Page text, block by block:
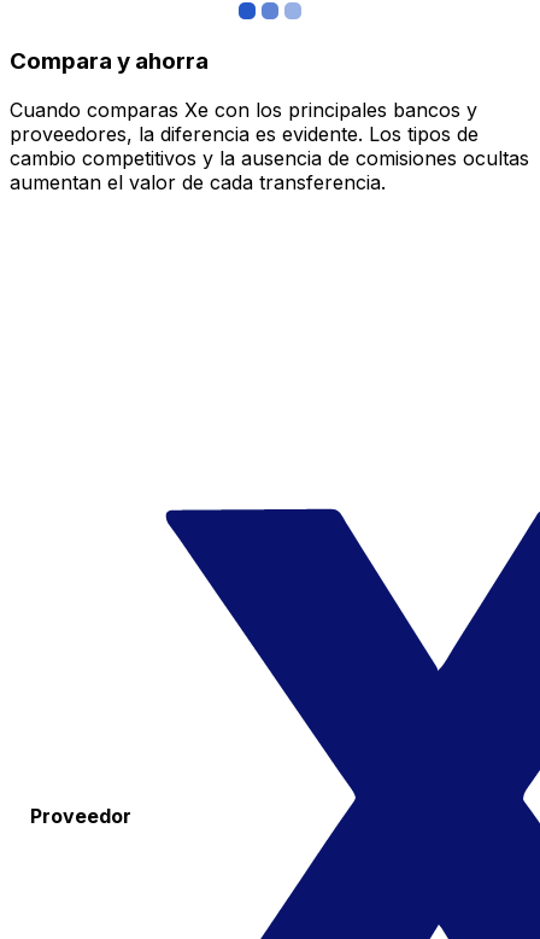
Compara y ahorra
Cuando comparas Xe con los principales bancos y
proveedores, la diferencia es evidente. Los tipos de
cambio competitivos y la ausencia de comisiones ocultas
aumentan el valor de cada transferencia.
Proveedor